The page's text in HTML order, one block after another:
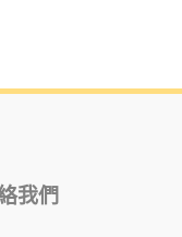
我們